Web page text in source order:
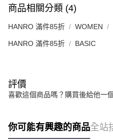
商品相關分類 (4)
HANRO 滿件85折 WOMEN
HANRO 滿件85折 BASIC
評價
喜歡這個商品嗎？購買後給他一
你可能有興趣的商品全站